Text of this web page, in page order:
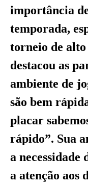
importância
temporada,
torneio de
destacou as
ambiente de
são bem
placar
rápido”. Sua
a necessidade
a atenção aos